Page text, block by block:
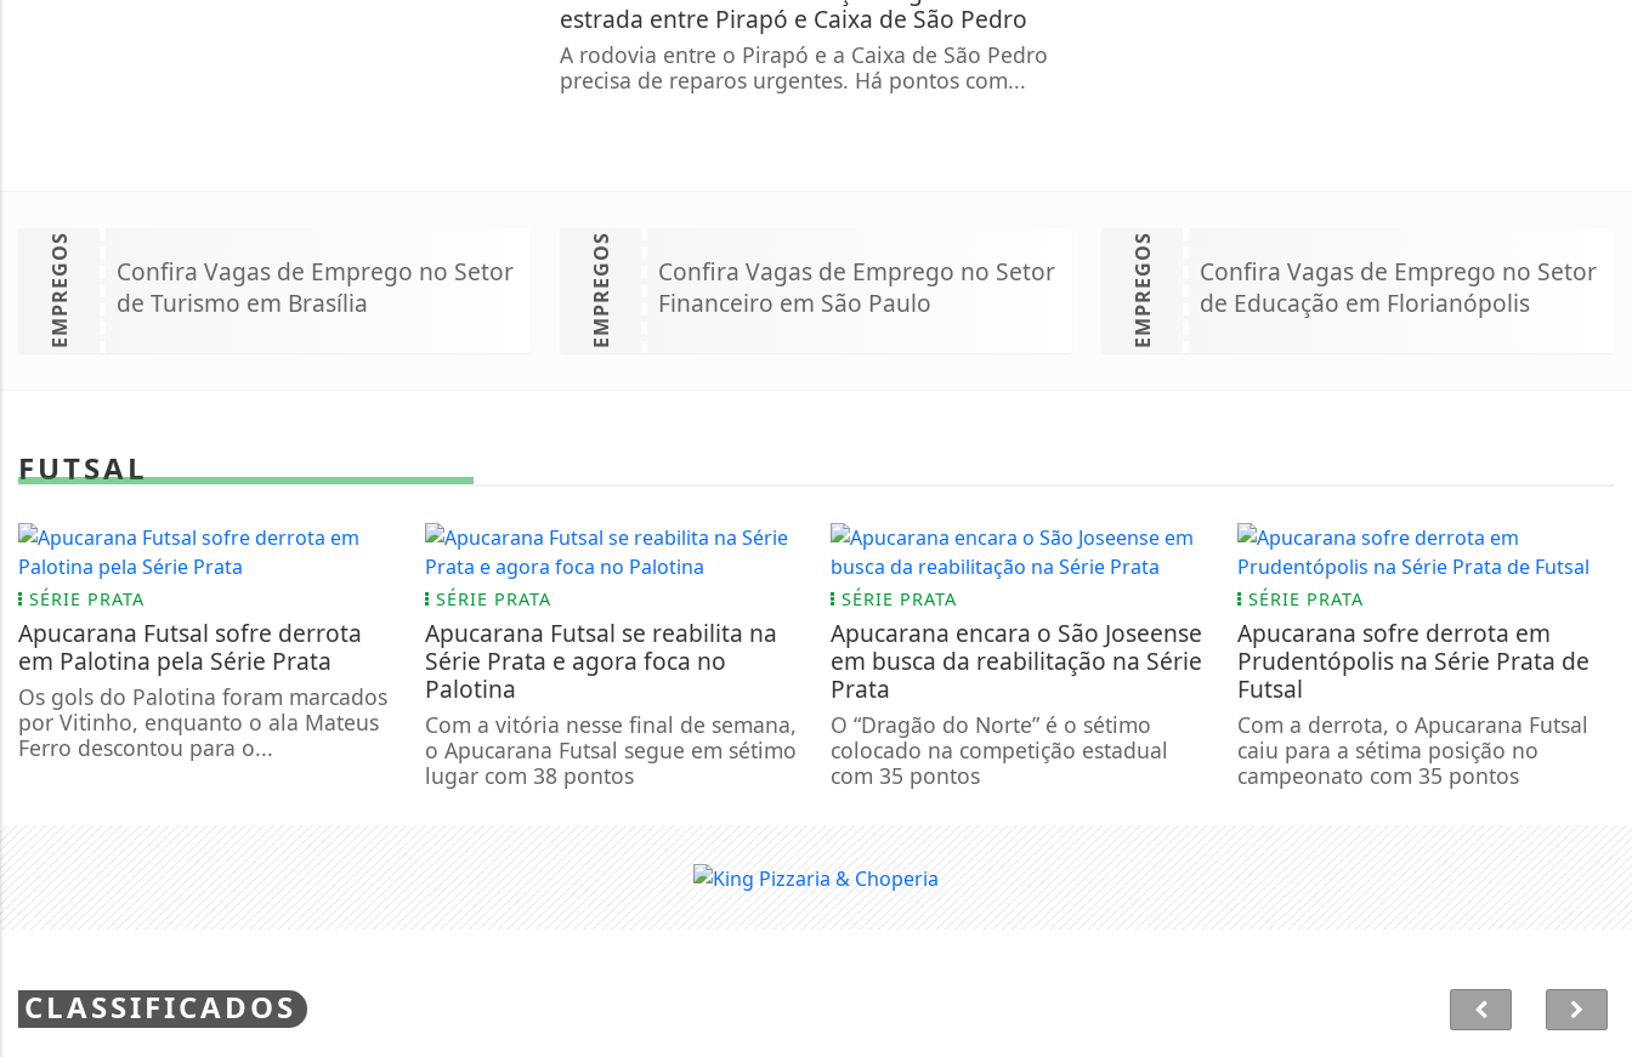
estrada entre Pirapó e Caixa de São Pedro
A rodovia entre o Pirapó e a Caixa de São Pedro
precisa de reparos urgentes. Há pontos com...
EMPREGOS
Confira Vagas de Emprego no Setor
de Turismo em Brasília
EMPREGOS
Confira Vagas de Emprego no Setor
Financeiro em São Paulo
EMPREGOS
Confira Vagas de Emprego no Setor
de Educação em Florianópolis
FUTSAL
SÉRIE PRATA
Apucarana Futsal sofre derrota
em Palotina pela Série Prata
Os gols do Palotina foram marcados
por Vitinho, enquanto o ala Mateus
Ferro descontou para o...
SÉRIE PRATA
Apucarana Futsal se reabilita na
Série Prata e agora foca no
Palotina
Com a vitória nesse final de semana,
o Apucarana Futsal segue em sétimo
lugar com 38 pontos
SÉRIE PRATA
Apucarana encara o São Joseense
em busca da reabilitação na Série
Prata
O “Dragão do Norte” é o sétimo
colocado na competição estadual
com 35 pontos
SÉRIE PRATA
Apucarana sofre derrota em
Prudentópolis na Série Prata de
Futsal
Com a derrota, o Apucarana Futsal
caiu para a sétima posição no
campeonato com 35 pontos
CLASSIFICADOS